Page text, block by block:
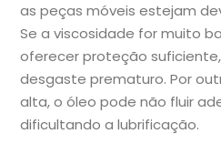
as peças móveis estejam
Se a viscosidade for muito
oferecer proteção
desgaste prematuro. Por
alta, o óleo pode não fluir
dificultando a lubrificação.